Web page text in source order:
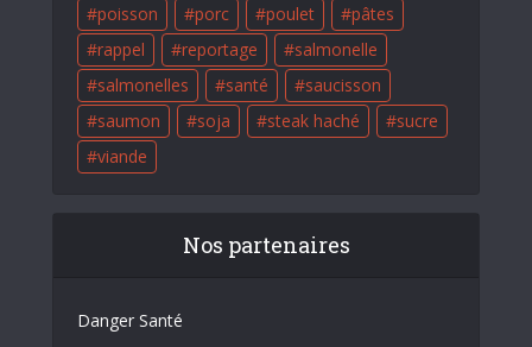
poisson
porc poulet
pâtes
rappel
reportage
salmonelle
salmonelles
santé
saucisson
saumon
soja steak haché
sucre
viande
Nos partenaires
Danger Santé